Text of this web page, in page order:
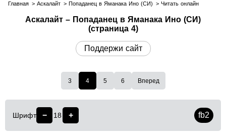
Главная Аскалайт Попаданец в Яманака Ино (СИ) Читать онлайн
Аскалайт – Попаданец в Яманака Ино (СИ)
(страница 4)
Поддержи сайт
3 4 5 6 Вперед
Шрифт − 18 + fb2